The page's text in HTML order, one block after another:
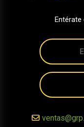
Entérate